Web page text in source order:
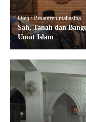
Oleh : Pesantren mahasina
Sah, Tanah dan
Umat Islam